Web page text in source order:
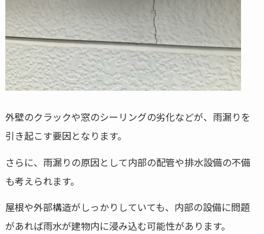
外壁のクラックや窓のシーリングの劣化などが、雨漏りを
引き起こす要因となります。
さらに、雨漏りの原因として内部の配管や排水設備の不備
も考えられます。
屋根や外部構造がしっかりしていても、内部の設備に問題
があれば雨水が建物内に浸み込む可能性があります。